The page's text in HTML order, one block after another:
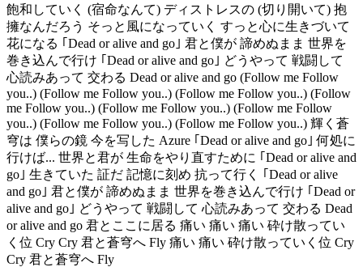
飽和していく (宿命なんて) ディストレスの (切り開いて) 抱
擁なんだろう そっと風になっていく すっと心に生きづいて
花になる ｢Dead or alive and go｣ 君と僕が 諦めぬまま 世界を
巻き込んで行け ｢Dead or alive and go｣ どうやって 戦闘して
心読みあって 交わる Dead or alive and go (Follow me Follow
you..) (Follow me Follow you..) (Follow me Follow you..) (Follow
me Follow you..) (Follow me Follow you..) (Follow me Follow
you..) (Follow me Follow you..) (Follow me Follow you..) 輝く蒼
穹は 僕らの鏡 今を写した Azure ｢Dead or alive and go｣ 何処に
行けば... 世界と君が 生命をやり直すために ｢Dead or alive and
go｣ 生きていた 証だ 記憶に刻め 抗って行く ｢Dead or alive
and go｣ 君と僕が 諦めぬまま 世界を巻き込んで行け ｢Dead or
alive and go｣ どうやって 戦闘して 心読みあって 交わる Dead
or alive and go 君とここに居る 痛い 痛い 痛い 砕け散ってい
く位 Cry Cry 君と蒼穹へ Fly 痛い 痛い 砕け散っていく位 Cry
Cry 君と蒼穹へ Fly